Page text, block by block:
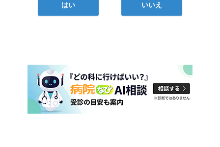
はい いいえ